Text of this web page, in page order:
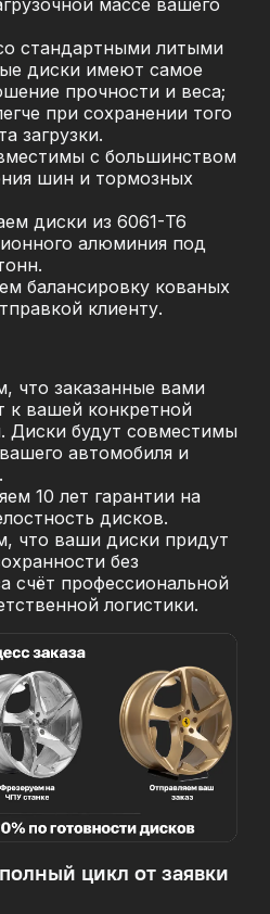
стандартными литыми
диски имеют самое
прочности и веса;
при сохранении того
загрузки.
с большинством
шин и тормозных
диски из 6061-T6
алюминия под
балансировку кованых
клиенту.
что заказанные вами
к вашей конкретной
Диски будут совместимы
автомобиля и
10 лет гарантии на
дисков.
что ваши диски придут
без
счёт профессиональной
логистики.
цикл от заявки